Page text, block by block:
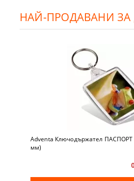
НАЙ-ПРОДАВАНИ ЗА
Adventa Ключодържател ПАСПОРТ
мм)